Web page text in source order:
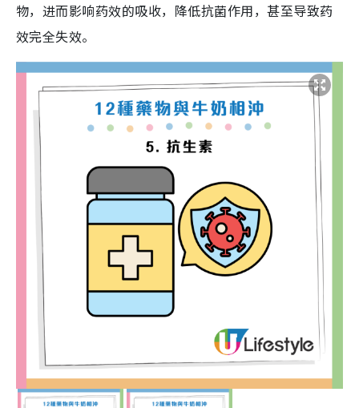
物，进而影响药效的吸收，降低抗菌作用，甚至导致药
效完全失效。